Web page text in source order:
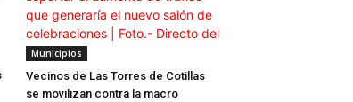
Municipios
Vecinos de Las Torres de Cotillas
se movilizan contra la macro